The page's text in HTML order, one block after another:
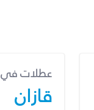
عطلات في
قازان